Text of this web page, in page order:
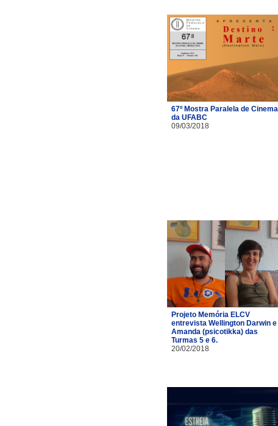
67º Mostra Paralela de Cinema
da UFABC
09/03/2018
Projeto Memória ELCV
entrevista Wellington Darwin e
Amanda (psicotikka) das
Turmas 5 e 6.
20/02/2018